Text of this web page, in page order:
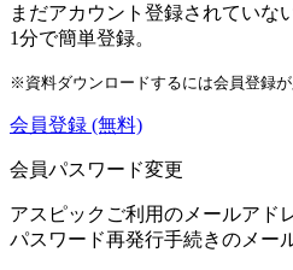
まだアカウント登録されていな
1分で簡単登録。
※資料ダウンロードするには会員登録
会員登録 (無料)
会員パスワード変更
アスピックご利用のメールアド
パスワード再発行手続きのメー